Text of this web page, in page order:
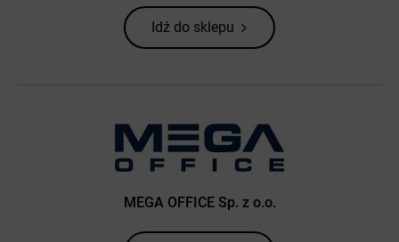
Idź do sklepu
MEGA OFFICE Sp. z o.o.